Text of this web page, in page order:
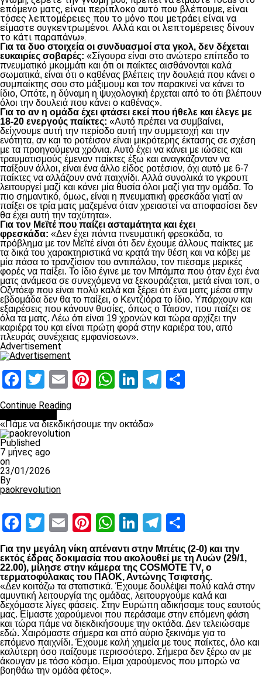
επόμενο ματς, είναι περίπλοκο αυτό που βλέπουμε, είναι
τόσες λεπτομέρειες που το μόνο που μετράει είναι να
είμαστε συγκεντρωμένοι. Αλλά και οι λεπτομέρειες δίνουν
το κάτι παραπάνω».
Για τα δυο στοιχεία οι συνδυασμοί στα γκολ, δεν δέχεται
ευκαιρίες σοβαρές: «Σίγουρα είναι στο ανώτερο επίπεδο το
πνευματικό μκομμάτι και ότι οι παίκτες αισθάνονται καλά
σωματικά, είναι ότι ο καθένας βλέπεις την δουλειά που κάνει ο
συμπαίκτης σου στο μάξιμουμ και τον παρακινεί να κάνει το
ίδιο, Οπότε, η δύναμη η ψυχολογική έρχεται από το ότι βλέπουν
όλοι την δουλειά που κάνει ο καθένας».
Για το αν η ομάδα έχει φτάσει εκεί που ήθελε και έλεγε με
18-20 ενεργούς παίκτες: «Αυτό πρέπει να συμβαίνει,
δείχνουμε αυτή την περίοδο αυτή την συμμετοχή και την
ενότητα, αν και το ροτέισον είναι μικρότερης έκτασης σε σχέση
με τα προηγούμενα χρόνια. Αυτό έχει να κάνει με ιώσεις και
τραυματισμούς έμεναν παίκτες έξω και αναγκάζονταν να
παίξουν άλλοι, είναι ένα άλλο είδος ροτέσιον, όχι αυτό με 6-7
παίκτες να αλλάζουν ανά παιχνίδι. Αλλά συνολικά το γκρουπ
λειτουργεί μαζί και κάνει μία θυσία όλοι μαζί για την ομάδα. Το
πιο σημαντικό, όμως, είναι η πνευματική φρεσκάδα γιατί αν
παίξει σε τρία ματς μαζεμένα όταν χρειαστεί να αποφασίσει δεν
θα έχει αυτή την ταχύτητα».
Για τον Μεϊτέ που παίζει ασταμάτητα και έχει
φρεσκάδα: «Δεν έχει πάντα πνευματική φρεσκάδα, το
πρόβλημα με τον Μεϊτέ είναι ότι δεν έχουμε άλλους παίκτες με
τα δικά του χαρακτηριστικά να κρατά την θέση και να κόβει με
μία πάσα το τρανζίσιον του αντιπάλου, τον πιέσαμε μερικές
φορές να παίξει. Το ίδιο έγινε με τον Μπάμπα που όταν έχει ένα
ματς ανάμεσα σε συνεχόμενα να ξεκουράζεται, μετά είναι τοπ, ο
Οζντόεφ που είναι πολύ καλά και ξέρει ότι ένα ματς μέσα στην
εβδομάδα δεν θα το παίξει, ο Κεντζιόρα το ίδιο. Υπάρχουν και
εξαιρέσεις που κάνουν θυσίες, όπως ο Τάισον, που παίζει σε
όλα τα ματς. Λέω ότι είναι 19 χρονών και τώρα αρχίζει την
καριέρα του και είναι πρώτη φορά στην καριέρα του, από
πλευράς συνέχειας εμφανίσεων».
Advertisement
Facebook
Twitter
EmailPinterest
WhatsApp
LinkedIn
Telegram
Continue Reading
«Πάμε να διεκδικήσουμε την οκτάδα»
Published
7 μήνες ago
on
23/01/2026
By
paokrevolution
Facebook
Twitter
EmailPinterest
WhatsApp
LinkedIn
Telegram
Για την μεγάλη νίκη απέναντι στην Μπέτις (2-0) και την
εκτός έδρας δοκιμασία που ακολουθεί με τη Λυών (29/1,
22.00), μίλησε στην κάμερα της COSMOTE TV, ο
τερματοφύλακας του ΠΑΟΚ, Αντώνης Τσιφτσής.
«Δεν κοιτάζω τα στατιστικά. Έχουμε δουλέψει πολύ καλά στην
αμυντική λειτουργία της ομάδας, λειτουργούμε καλά και
δεχόμαστε λίγες φάσεις. Στην Ευρώπη αδικήσαμε τους εαυτούς
μας. Είμαστε χαρούμενοι που περάσαμε στην επόμενη φάση
και τώρα πάμε να διεκδικήσουμε την οκτάδα. Δεν τελειώσαμε
εδώ. Χαιρόμαστε σήμερα και από αύριο ξεκινάμε για το
επόμενο παιχνίδι. Έχουμε καλή χημεία με τους παίκτες, όλο και
καλύτερη όσο παίζουμε περισσότερο. Σήμερα δεν ξέρω αν με
άκουγαν με τόσο κόσμο. Είμαι χαρούμενος που μπορώ να
βοηθάω την ομάδα φέτος».